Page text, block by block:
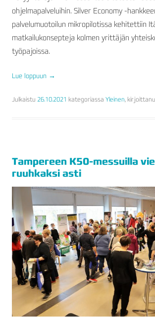
ohjelmapalveluihin. Silver Economy -
palvelumuotoilun mikropilotissa kehitettiin
matkailukonsepteja kolmen yrittäjän
työpajoissa.
Lue loppuun →
Julkaistu 26.10.2021 kategoriassa Yleinen,
Tampereen K50-messuilla
ruuhkaksi asti